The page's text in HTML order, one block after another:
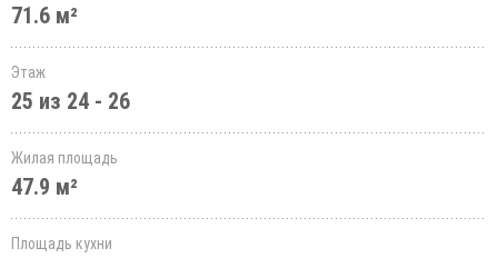
71.6 м²
Этаж
25 из 24 - 26
Жилая площадь
47.9 м²
Площадь кухни